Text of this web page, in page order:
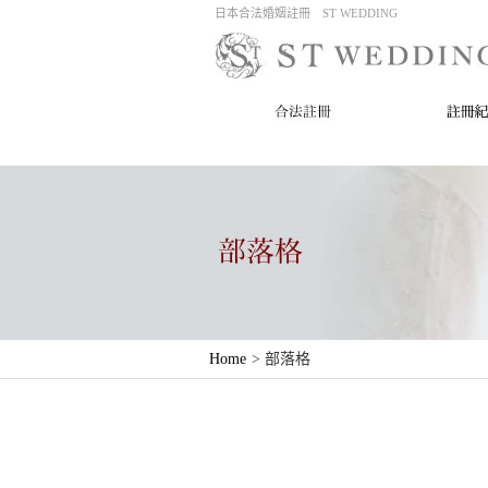
日本合法婚姻註冊 ST WEDDING
Home > 部落格